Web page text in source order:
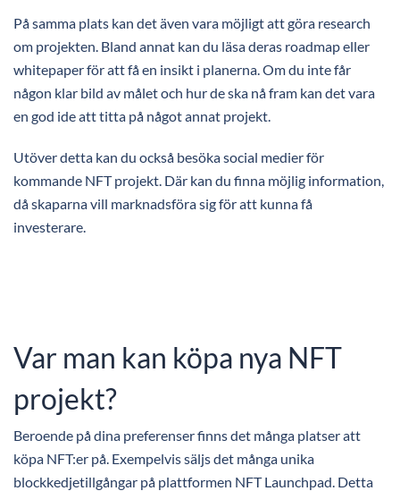
På samma plats kan det även vara möjligt att göra research
om projekten. Bland annat kan du läsa deras roadmap eller
whitepaper för att få en insikt i planerna. Om du inte får
någon klar bild av målet och hur de ska nå fram kan det vara
en god ide att titta på något annat projekt.
Utöver detta kan du också besöka social medier för
kommande NFT projekt. Där kan du finna möjlig information,
då skaparna vill marknadsföra sig för att kunna få
investerare.
Var man kan köpa nya NFT
projekt?
Beroende på dina preferenser finns det många platser att
köpa NFT:er på. Exempelvis säljs det många unika
blockkedjetillgångar på plattformen NFT Launchpad. Detta